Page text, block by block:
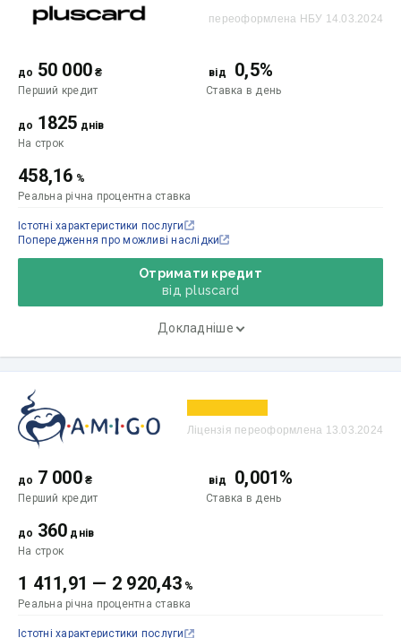
переоформлена НБУ 14.03.2024
до 50 000 ₴
Перший кредит
від 0,5%
Ставка в день
до 1825 днів
На строк
458,16 %
Реальна річна процентна ставка
Отримати кредит
від pluscard
Докладніше
Істотні характеристики послуги
Попередження про можливі наслідки
Ліцензія переоформлена 13.03.2024
до 7 000 ₴
Перший кредит
від 0,001%
Ставка в день
до 360 днів
На строк
1 411,91 — 2 920,43 %
Реальна річна процентна ставка
Істотні характеристики послуги